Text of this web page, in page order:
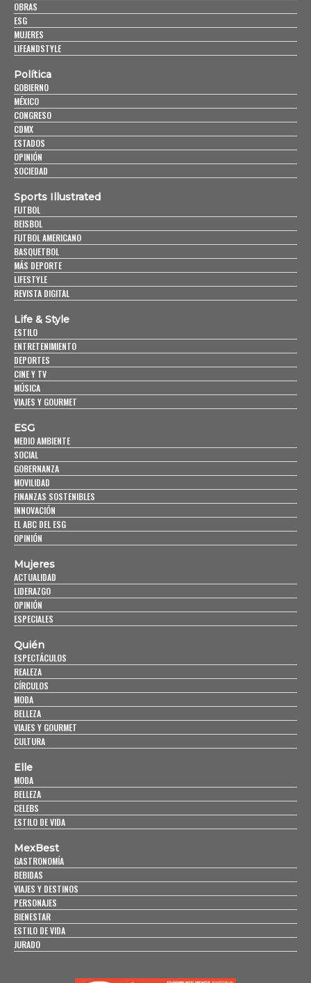
OBRAS
ESG
MUJERES
LIFEANDSTYLE
Política
GOBIERNO
MÉXICO
CONGRESO
CDMX
ESTADOS
OPINIÓN
SOCIEDAD
Sports Illustrated
FUTBOL
BEISBOL
FUTBOL AMERICANO
BASQUETBOL
MÁS DEPORTE
LIFESTYLE
REVISTA DIGITAL
Life & Style
ESTILO
ENTRETENIMIENTO
DEPORTES
CINE Y TV
MÚSICA
VIAJES Y GOURMET
ESG
MEDIO AMBIENTE
SOCIAL
GOBERNANZA
MOVILIDAD
FINANZAS SOSTENIBLES
INNOVACIÓN
EL ABC DEL ESG
OPINIÓN
Mujeres
ACTUALIDAD
LIDERAZGO
OPINIÓN
ESPECIALES
Quién
ESPECTÁCULOS
REALEZA
CÍRCULOS
MODA
BELLEZA
VIAJES Y GOURMET
CULTURA
Elle
MODA
BELLEZA
CELEBS
ESTILO DE VIDA
MexBest
GASTRONOMÍA
BEBIDAS
VIAJES Y DESTINOS
PERSONAJES
BIENESTAR
ESTILO DE VIDA
JURADO